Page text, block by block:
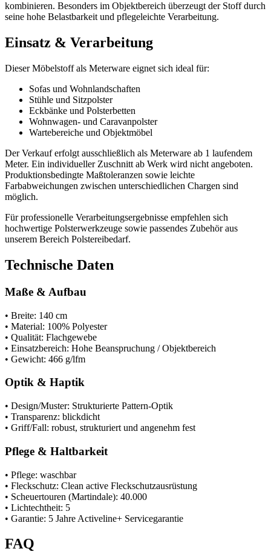
kombinieren. Besonders im Objektbereich überzeugt der Stoff durch
seine hohe Belastbarkeit und pflegeleichte Verarbeitung.
Einsatz & Verarbeitung
Dieser Möbelstoff als Meterware eignet sich ideal für:
Sofas und Wohnlandschaften
Stühle und Sitzpolster
Eckbänke und Polsterbetten
Wohnwagen- und Caravanpolster
Wartebereiche und Objektmöbel
Der Verkauf erfolgt ausschließlich als Meterware ab 1 laufendem
Meter. Ein individueller Zuschnitt ab Werk wird nicht angeboten.
Produktionsbedingte Maßtoleranzen sowie leichte
Farbabweichungen zwischen unterschiedlichen Chargen sind
möglich.
Für professionelle Verarbeitungsergebnisse empfehlen sich
hochwertige Polsterwerkzeuge sowie passendes Zubehör aus
unserem Bereich Polstereibedarf.
Technische Daten
Maße & Aufbau
• Breite: 140 cm
• Material: 100% Polyester
• Qualität: Flachgewebe
• Einsatzbereich: Hohe Beanspruchung / Objektbereich
• Gewicht: 466 g/lfm
Optik & Haptik
• Design/Muster: Strukturierte Pattern-Optik
• Transparenz: blickdicht
• Griff/Fall: robust, strukturiert und angenehm fest
Pflege & Haltbarkeit
• Pflege: waschbar
• Fleckschutz: Clean active Fleckschutzausrüstung
• Scheuertouren (Martindale): 40.000
• Lichtechtheit: 5
• Garantie: 5 Jahre Activeline+ Servicegarantie
FAQ